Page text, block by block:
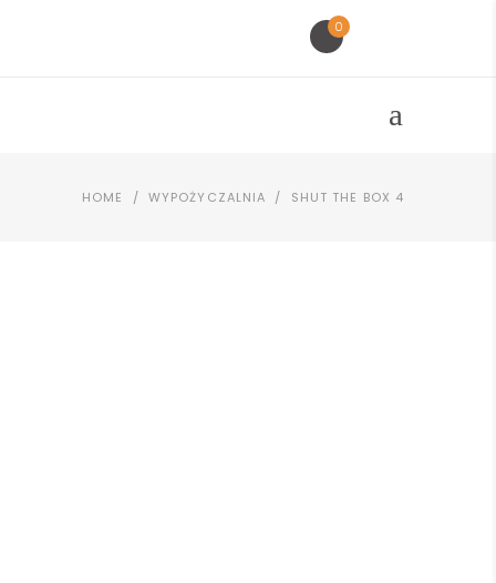
0
HOME / WYPOŻYCZALNIA / SHUT THE BOX 4